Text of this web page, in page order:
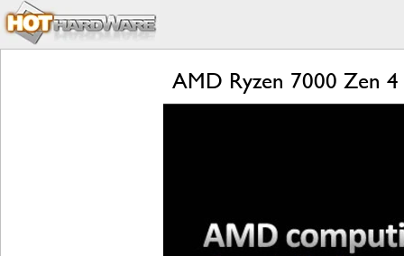
AMD Ryzen 7000 Zen 4